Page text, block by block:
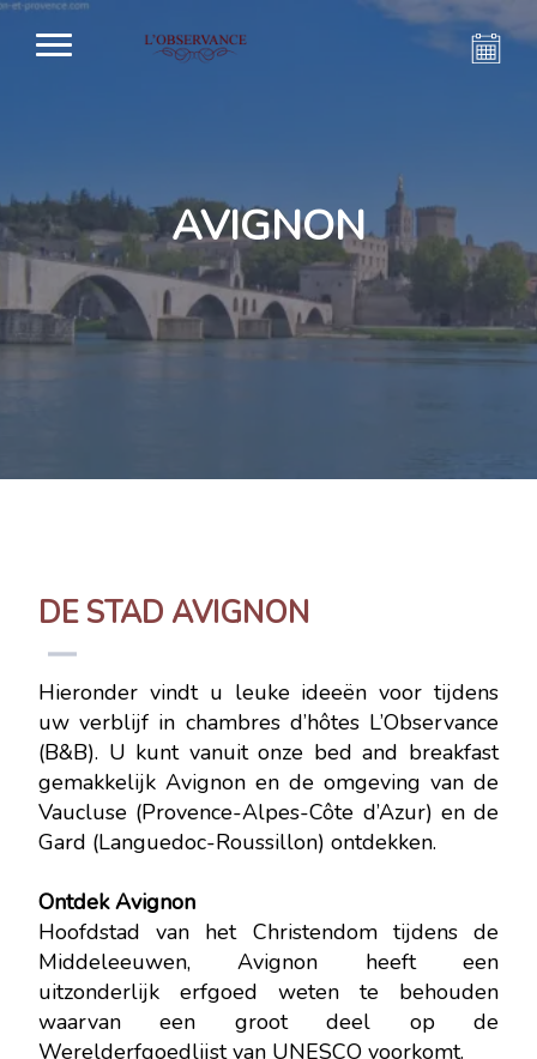
AVIGNON
DE STAD AVIGNON
Hieronder vindt u leuke ideeën voor tijdens
uw verblijf in chambres d’hôtes L’Observance
(B&B). U kunt vanuit onze bed and breakfast
gemakkelijk Avignon en de omgeving van de
Vaucluse (Provence-Alpes-Côte d’Azur) en de
Gard (Languedoc-Roussillon) ontdekken.
Ontdek Avignon
Hoofdstad van het Christendom tijdens de
Middeleeuwen, Avignon heeft een
uitzonderlijk erfgoed weten te behouden
waarvan een groot deel op de
Werelderfgoedlijst van UNESCO voorkomt.